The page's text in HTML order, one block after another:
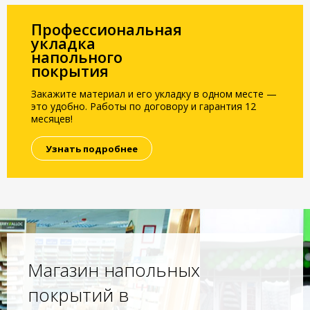
Профессиональная
укладка
напольного
покрытия
Закажите материал и его укладку в одном месте —
это удобно. Работы по договору и гарантия 12
месяцев!
Узнать подробнее
Магазин напольных
покрытий в